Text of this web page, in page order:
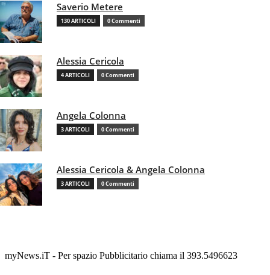
Saverio Metere
130 ARTICOLI 0 Commenti
Alessia Cericola
4 ARTICOLI 0 Commenti
Angela Colonna
3 ARTICOLI 0 Commenti
Alessia Cericola & Angela Colonna
3 ARTICOLI 0 Commenti
myNews.iT - Per spazio Pubblicitario chiama il 393.5496623